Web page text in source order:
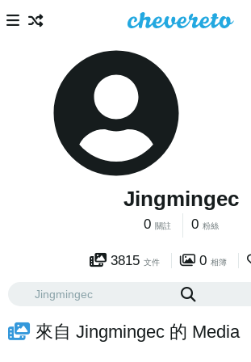
Jingmingec
0 關註 0 粉絲
3815 文件 0 相簿
來自 Jingmingec 的 Media